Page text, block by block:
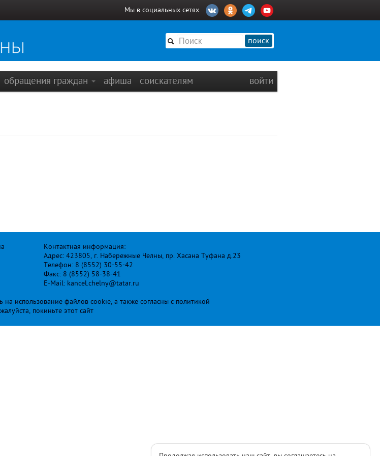
Мы в социальных сетях
поиск
обращения граждан афиша соискателям войти
Контактная информация:
Адрес: 423805, г. Набережные Челны, пр. Хасана Туфана д.23
Телефон: 8 (8552) 30-55-42
Факс: 8 (8552) 58-38-41
E-Mail: kancel.chelny@tatar.ru
на использование файлов cookie, а также согласны с политикой
покиньте этот сайт